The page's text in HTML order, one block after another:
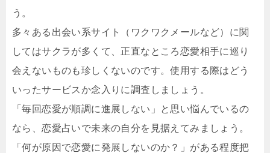
う。
多々ある出会い系サイト（ワクワクメールなど）に関
してはサクラが多くて、正直なところ恋愛相手に巡り
会えないものも珍しくないのです。使用する際はどう
いったサービスか念入りに調査しましょう。
「毎回恋愛が順調に進展しない」と思い悩んでいるの
なら、恋愛占いで未来の自分を見据えてみましょう。
「何が原因で恋愛に発展しないのか？」がある程度把